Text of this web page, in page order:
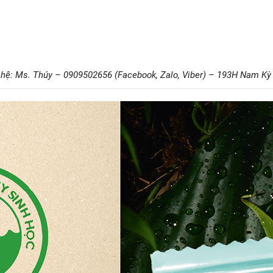
Ms. Thúy – 0909502656 (Facebook, Zalo, Viber) – 193H Nam Kỳ